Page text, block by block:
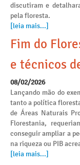
discutiram e
pela floresta.
[leia mais...]
Fim do
e técnicos
08/02/2026
Lançando mão do
tanto a política
de Áreas Naturais
Florestania,
conseguir ampliar a
na riqueza ou PIB
[leia mais...]